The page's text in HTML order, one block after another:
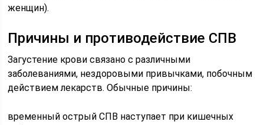
женщин).
Причины и противодействие СПВ
Загустение крови связано с различными
заболеваниями, нездоровыми привычками, побочным
действием лекарств. Обычные причины:
временный острый СПВ наступает при кишечных